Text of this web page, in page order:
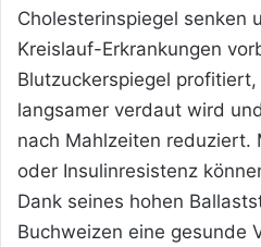
Cholesterinspiegel senken
Kreislauf-Erkrankungen
Blutzuckerspiegel
langsamer verdaut wird
nach Mahlzeiten reduziert.
oder Insulinresistenz
Dank seines hohen
Buchweizen eine gesunde